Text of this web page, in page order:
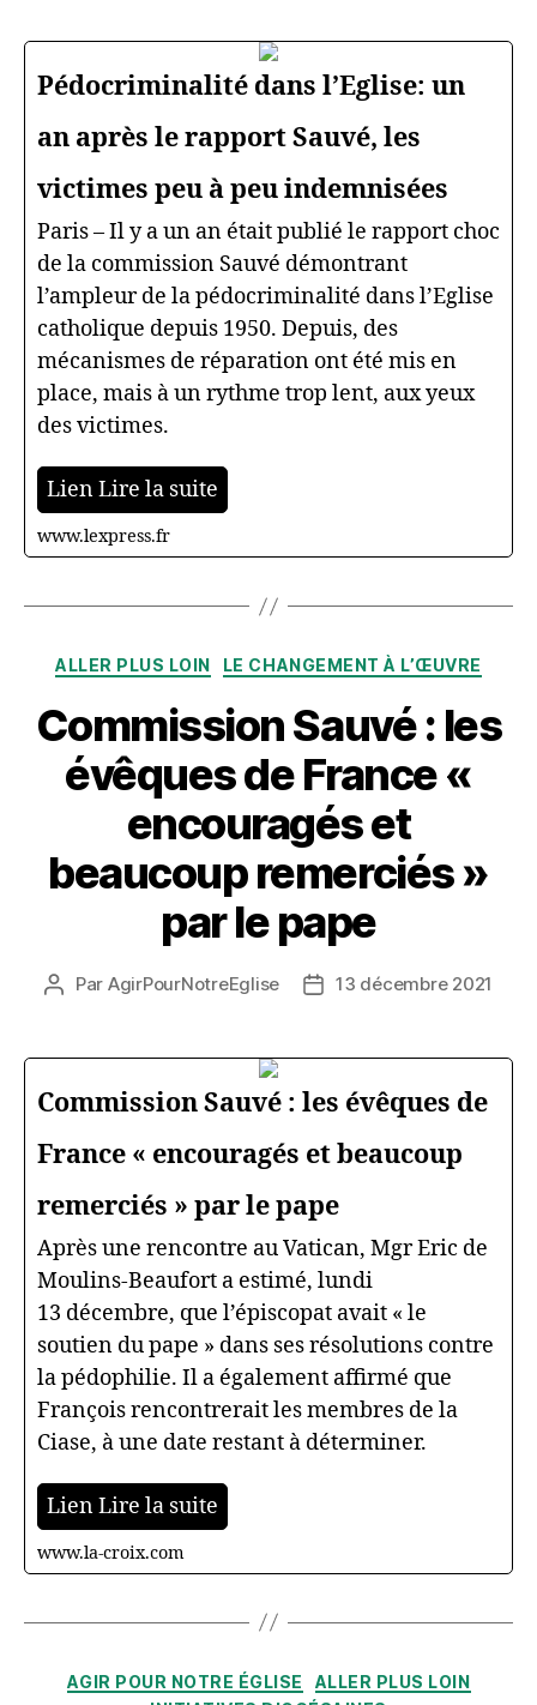
Pédocriminalité dans l’Eglise: un
an après le rapport Sauvé, les
victimes peu à peu indemnisées
Paris – Il y a un an était publié le rapport choc
de la commission Sauvé démontrant
l’ampleur de la pédocriminalité dans l’Eglise
catholique depuis 1950. Depuis, des
mécanismes de réparation ont été mis en
place, mais à un rythme trop lent, aux yeux
des victimes.
Lien Lire la suite
www.lexpress.fr
Catégories
ALLER PLUS LOIN LE CHANGEMENT À L’ŒUVRE
Commission Sauvé : les
évêques de France «
encouragés et
beaucoup remerciés »
par le pape
Auteur
Par AgirPourNotreEglise
Date13 décembre 2021
Commission Sauvé : les évêques de
France « encouragés et beaucoup
remerciés » par le pape
Après une rencontre au Vatican, Mgr Eric de
Moulins-Beaufort a estimé, lundi
13 décembre, que l’épiscopat avait « le
soutien du pape » dans ses résolutions contre
la pédophilie. Il a également affirmé que
François rencontrerait les membres de la
Ciase, à une date restant à déterminer.
Lien Lire la suite
www.la-croix.com
Catégories
AGIR POUR NOTRE ÉGLISE
ALLER PLUS LOIN